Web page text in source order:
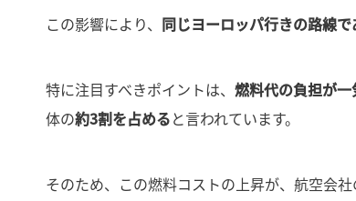
この影響により、 同じヨーロッパ行きの路線
特に注目すべきポイントは、 燃料代の負担が
体の約3割を占めると言われています。
そのため、この燃料コストの上昇が、航空会